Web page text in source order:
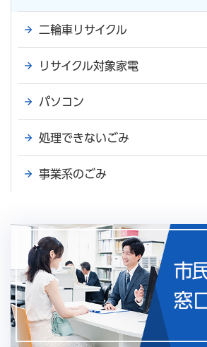
二輪車リサイクル
リサイクル対象家電
パソコン
処理できないごみ
事業系のごみ